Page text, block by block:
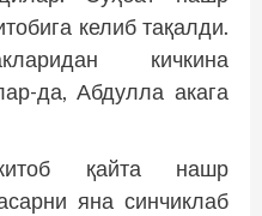
келиб тақалди.
кичкина
да, Абдулла акага
қайта нашр
яна синчиклаб